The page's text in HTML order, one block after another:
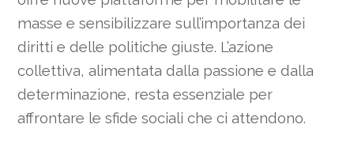
masse e sensibilizzare sull’importanza dei
diritti e delle politiche giuste. L’azione
collettiva, alimentata dalla passione e dalla
determinazione, resta essenziale per
affrontare le sfide sociali che ci attendono.